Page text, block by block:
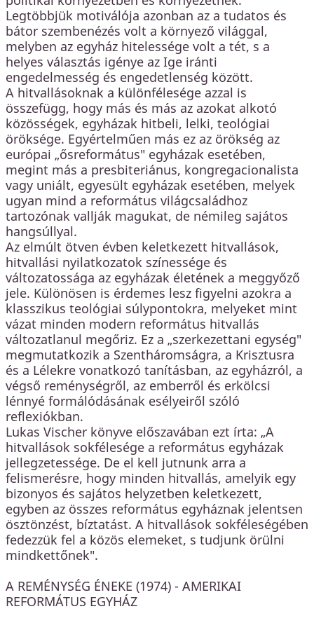
Legtöbbjük motiválója azonban az a tudatos és
bátor szembenézés volt a környező világgal,
melyben az egyház hitelessége volt a tét, s a
helyes választás igénye az Ige iránti
engedelmesség és engedetlenség között.
A hitvallásoknak a különfélesége azzal is
összefügg, hogy más és más az azokat alkotó
közösségek, egyházak hitbeli, lelki, teológiai
öröksége. Egyértelműen más ez az örökség az
európai „ősreformátus" egyházak esetében,
megint más a presbiteriánus, kongregacionalista
vagy uniált, egyesült egyházak esetében, melyek
ugyan mind a református világcsaládhoz
tartozónak vallják magukat, de némileg sajátos
hangsúllyal.
Az elmúlt ötven évben keletkezett hitvallások,
hitvallási nyilatkozatok színessége és
változatossága az egyházak életének a meggyőző
jele. Különösen is érdemes lesz figyelni azokra a
klasszikus teológiai súlypontokra, melyeket mint
vázat minden modern református hitvallás
változatlanul megőriz. Ez a „szerkezettani egység"
megmutatkozik a Szentháromságra, a Krisztusra
és a Lélekre vonatkozó tanításban, az egyházról, a
végső reménységről, az emberről és erkölcsi
lénnyé formálódásának esélyeiről szóló
reflexiókban.
Lukas Vischer könyve előszavában ezt írta: „A
hitvallások sokfélesége a református egyházak
jellegzetessége. De el kell jutnunk arra a
felismerésre, hogy minden hitvallás, amelyik egy
bizonyos és sajátos helyzetben keletkezett,
egyben az összes református egyháznak jelentsen
ösztönzést, bíztatást. A hitvallások sokféleségében
fedezzük fel a közös elemeket, s tudjunk örülni
mindkettőnek".
A REMÉNYSÉG ÉNEKE (1974) - AMERIKAI
REFORMÁTUS EGYHÁZ